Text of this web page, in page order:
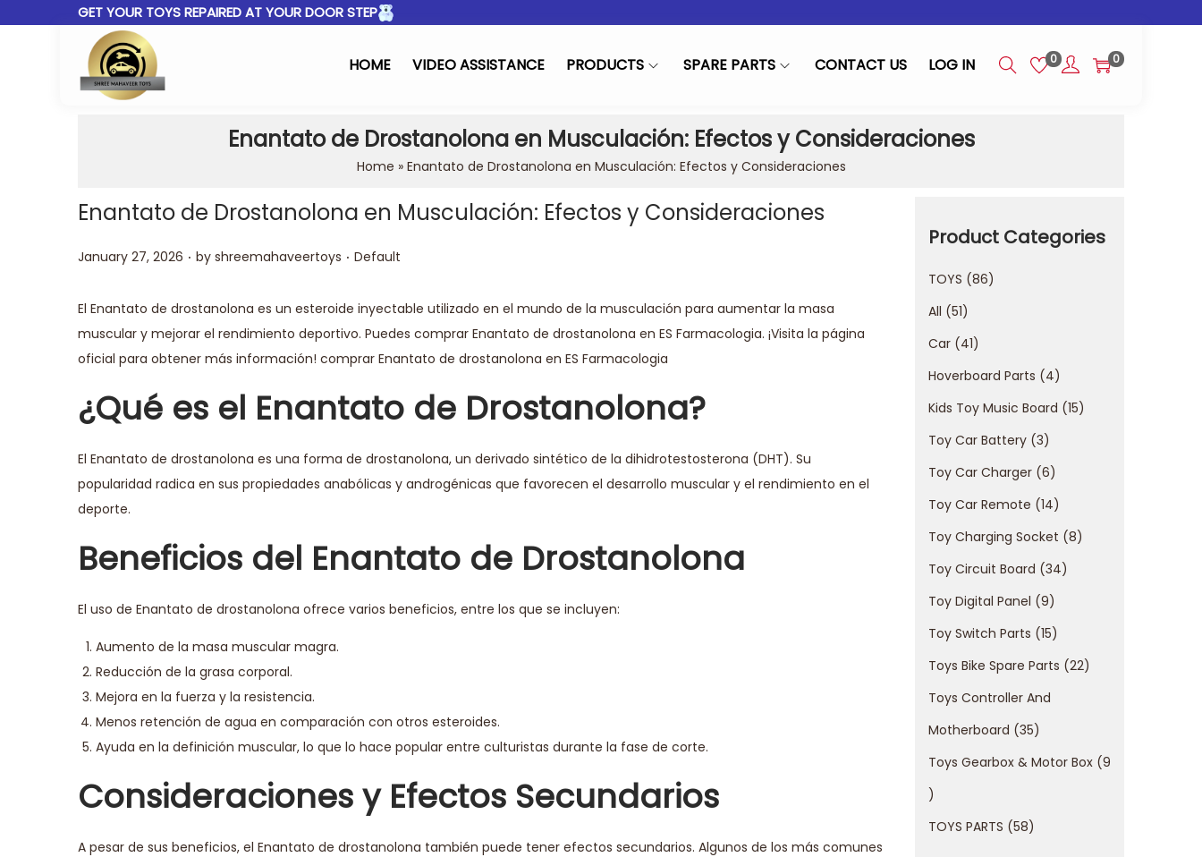
GET YOUR TOYS REPAIRED AT YOUR DOOR STEP
HOME VIDEO ASSISTANCE PRODUCTS SPARE PARTS CONTACT US LOG IN 0 0
Enantato de Drostanolona en Musculación: Efectos y Consideraciones
Home » Enantato de Drostanolona en Musculación: Efectos y Consideraciones
Enantato de Drostanolona en Musculación: Efectos y Consideraciones
Posted on
January 27, 2026 . by shreemahaveertoys . Posted in
Default
El Enantato de drostanolona es un esteroide inyectable utilizado en el mundo de la musculación para aumentar la masa
muscular y mejorar el rendimiento deportivo. Puedes comprar Enantato de drostanolona en ES Farmacologia. ¡Visita la página
oficial para obtener más información! comprar Enantato de drostanolona en ES Farmacologia
¿Qué es el Enantato de Drostanolona?
El Enantato de drostanolona es una forma de drostanolona, un derivado sintético de la dihidrotestosterona (DHT). Su
popularidad radica en sus propiedades anabólicas y androgénicas que favorecen el desarrollo muscular y el rendimiento en el
deporte.
Beneficios del Enantato de Drostanolona
El uso de Enantato de drostanolona ofrece varios beneficios, entre los que se incluyen:
Aumento de la masa muscular magra.
Reducción de la grasa corporal.
Mejora en la fuerza y la resistencia.
Menos retención de agua en comparación con otros esteroides.
Ayuda en la definición muscular, lo que lo hace popular entre culturistas durante la fase de corte.
Consideraciones y Efectos Secundarios
A pesar de sus beneficios, el Enantato de drostanolona también puede tener efectos secundarios. Algunos de los más comunes
Product Categories
TOYS 86
All 51
Car 41
Hoverboard Parts
4
Kids Toy Music Board 15
Toy Car Battery 3
Toy Car Charger 6
Toy Car Remote 14
Toy Charging Socket 8
Toy Circuit Board 34
Toy Digital Panel 9
Toy Switch Parts 15
Toys Bike Spare Parts 22
Toys Controller And
Motherboard 35
Toys Gearbox & Motor Box 9
TOYS PARTS 58